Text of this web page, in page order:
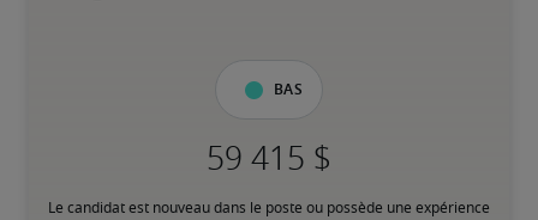
Bas
Le candidat est nouveau dans le poste ou possède une expérience